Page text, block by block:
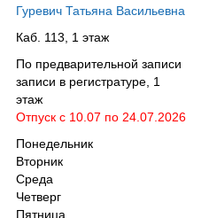
Гуревич Татьяна Васильевна
Каб. 113, 1 этаж
По предварительной записи
записи в регистратуре, 1
этаж
Отпуск с 10.07 по 24.07.2026
Понедельник
Вторник
Среда
Четверг
Пятница